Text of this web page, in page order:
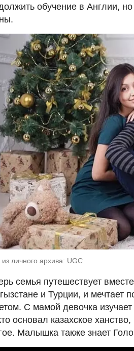
обучение в Англии,
личного архива: UGC
семья путешествует
и Турции, и мечтает
С мамой девочка
основал казахское
Малышка также знает